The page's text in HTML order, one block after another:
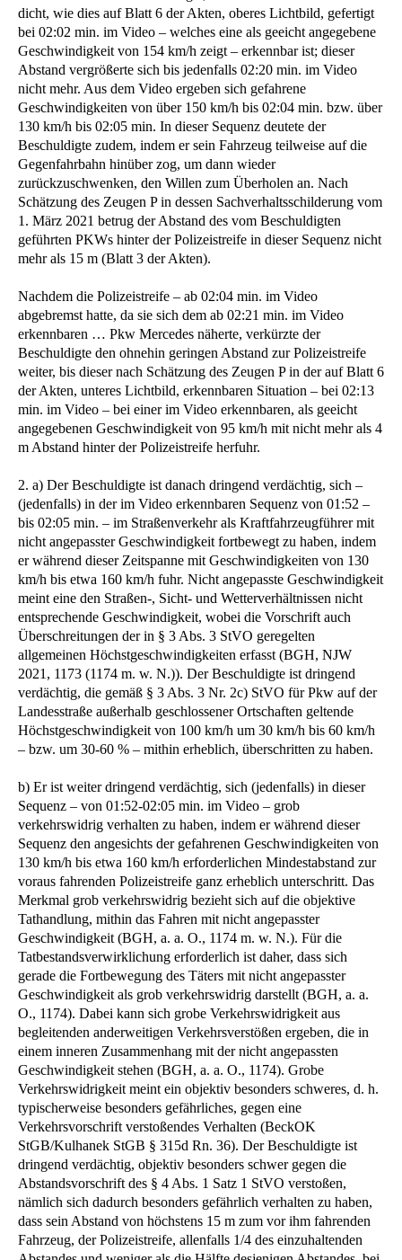
dicht, wie dies auf Blatt 6 der Akten, oberes Lichtbild, gefertigt
bei 02:02 min. im Video – welches eine als geeicht angegebene
Geschwindigkeit von 154 km/h zeigt – erkennbar ist; dieser
Abstand vergrößerte sich bis jedenfalls 02:20 min. im Video
nicht mehr. Aus dem Video ergeben sich gefahrene
Geschwindigkeiten von über 150 km/h bis 02:04 min. bzw. über
130 km/h bis 02:05 min. In dieser Sequenz deutete der
Beschuldigte zudem, indem er sein Fahrzeug teilweise auf die
Gegenfahrbahn hinüber zog, um dann wieder
zurückzuschwenken, den Willen zum Überholen an. Nach
Schätzung des Zeugen P in dessen Sachverhaltsschilderung vom
1. März 2021 betrug der Abstand des vom Beschuldigten
geführten PKWs hinter der Polizeistreife in dieser Sequenz nicht
mehr als 15 m (Blatt 3 der Akten).
Nachdem die Polizeistreife – ab 02:04 min. im Video
abgebremst hatte, da sie sich dem ab 02:21 min. im Video
erkennbaren … Pkw Mercedes näherte, verkürzte der
Beschuldigte den ohnehin geringen Abstand zur Polizeistreife
weiter, bis dieser nach Schätzung des Zeugen P in der auf Blatt 6
der Akten, unteres Lichtbild, erkennbaren Situation – bei 02:13
min. im Video – bei einer im Video erkennbaren, als geeicht
angegebenen Geschwindigkeit von 95 km/h mit nicht mehr als 4
m Abstand hinter der Polizeistreife herfuhr.
2. a) Der Beschuldigte ist danach dringend verdächtig, sich –
(jedenfalls) in der im Video erkennbaren Sequenz von 01:52 –
bis 02:05 min. – im Straßenverkehr als Kraftfahrzeugführer mit
nicht angepasster Geschwindigkeit fortbewegt zu haben, indem
er während dieser Zeitspanne mit Geschwindigkeiten von 130
km/h bis etwa 160 km/h fuhr. Nicht angepasste Geschwindigkeit
meint eine den Straßen-, Sicht- und Wetterverhältnissen nicht
entsprechende Geschwindigkeit, wobei die Vorschrift auch
Überschreitungen der in § 3 Abs. 3 StVO geregelten
allgemeinen Höchstgeschwindigkeiten erfasst (BGH, NJW
2021, 1173 (1174 m. w. N.)). Der Beschuldigte ist dringend
verdächtig, die gemäß § 3 Abs. 3 Nr. 2c) StVO für Pkw auf der
Landesstraße außerhalb geschlossener Ortschaften geltende
Höchstgeschwindigkeit von 100 km/h um 30 km/h bis 60 km/h
– bzw. um 30-60 % – mithin erheblich, überschritten zu haben.
b) Er ist weiter dringend verdächtig, sich (jedenfalls) in dieser
Sequenz – von 01:52-02:05 min. im Video – grob
verkehrswidrig verhalten zu haben, indem er während dieser
Sequenz den angesichts der gefahrenen Geschwindigkeiten von
130 km/h bis etwa 160 km/h erforderlichen Mindestabstand zur
voraus fahrenden Polizeistreife ganz erheblich unterschritt. Das
Merkmal grob verkehrswidrig bezieht sich auf die objektive
Tathandlung, mithin das Fahren mit nicht angepasster
Geschwindigkeit (BGH, a. a. O., 1174 m. w. N.). Für die
Tatbestandsverwirklichung erforderlich ist daher, dass sich
gerade die Fortbewegung des Täters mit nicht angepasster
Geschwindigkeit als grob verkehrswidrig darstellt (BGH, a. a.
O., 1174). Dabei kann sich grobe Verkehrswidrigkeit aus
begleitenden anderweitigen Verkehrsverstößen ergeben, die in
einem inneren Zusammenhang mit der nicht angepassten
Geschwindigkeit stehen (BGH, a. a. O., 1174). Grobe
Verkehrswidrigkeit meint ein objektiv besonders schweres, d. h.
typischerweise besonders gefährliches, gegen eine
Verkehrsvorschrift verstoßendes Verhalten (BeckOK
StGB/Kulhanek StGB § 315d Rn. 36). Der Beschuldigte ist
dringend verdächtig, objektiv besonders schwer gegen die
Abstandsvorschrift des § 4 Abs. 1 Satz 1 StVO verstoßen,
nämlich sich dadurch besonders gefährlich verhalten zu haben,
dass sein Abstand von höchstens 15 m zum vor ihm fahrenden
Fahrzeug, der Polizeistreife, allenfalls 1/4 des einzuhaltenden